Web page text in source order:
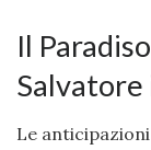
Il
Salvatore
Le